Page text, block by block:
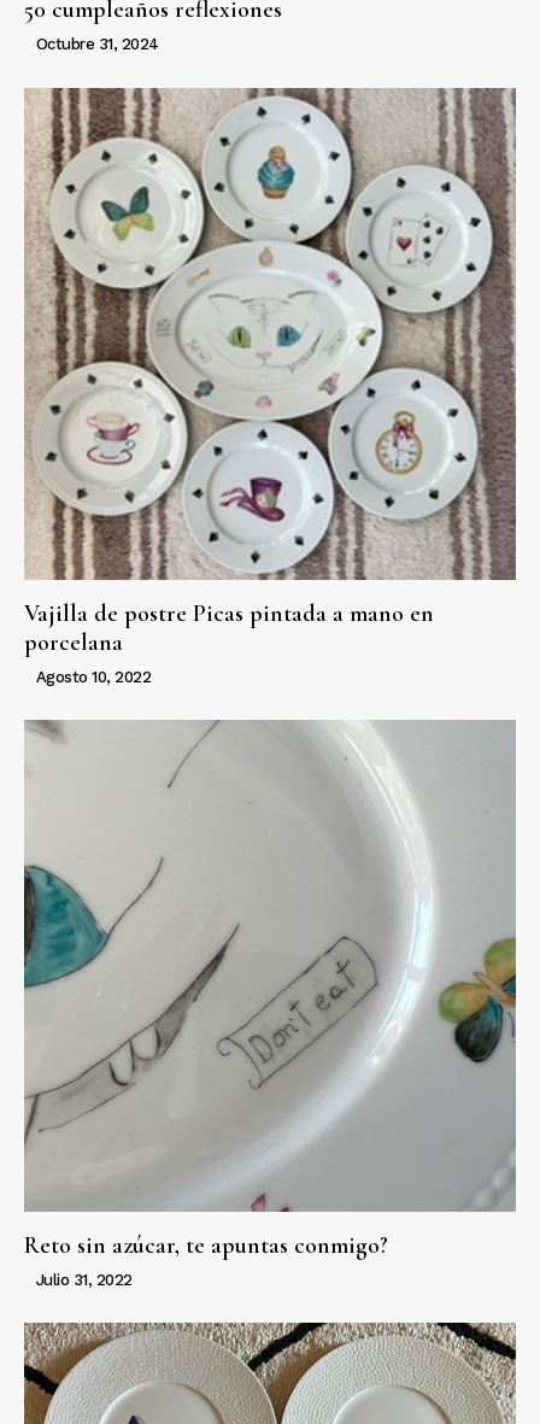
50 cumpleaños reflexiones
Octubre 31, 2024
Vajilla de postre Picas pintada a mano en
porcelana
Agosto 10, 2022
Reto sin azúcar, te apuntas conmigo?
Julio 31, 2022